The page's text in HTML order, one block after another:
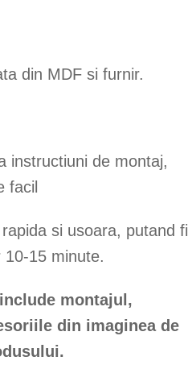
din MDF si furnir.
instructiuni de montaj,
facil
si usoara, putand fi
15 minute.
montajul,
din imaginea de